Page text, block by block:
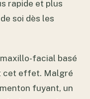
rapide et plus
soi dès les
facial basé
cet effet. Malgré
fuyant, un